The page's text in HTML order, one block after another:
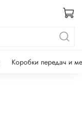
Коробки передач и